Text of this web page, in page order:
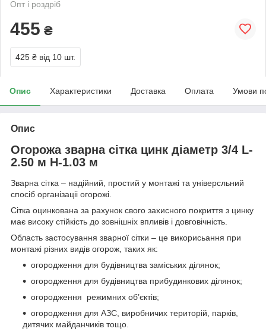
Опт і роздріб
455 ₴
425 ₴ від 10 шт.
Опис Характеристики Доставка Оплата Умови
Опис
Огорожа зварна сітка цинк діаметр 3/4 L-
2.50 м H-1.03 м
Зварна сітка – надійний, простий у монтажі та універсльний
спосіб організаціі огорожі.
Сітка оцинкована за рахунок свого захисного покриття з цинку
має високу стійкість до зовнішніх впливів і довговічність.
Область застосування зварної сітки – це викорисьання при
монтажі різних видів огорож, таких як:
огородження для будівництва заміських ділянок;
огородження для будівництва прибудинкових ділянок;
огородження режимних об’єктів;
огородження для АЗС, виробничих територій, парків,
дитячих майданчиків тощо.